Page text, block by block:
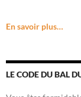
En savoir plus…
LE CODE DU BAL